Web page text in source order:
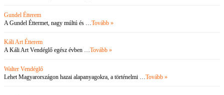
Gundel Étterem
A Gundel Éttermet, nagy múltú és …Tovább »
Káli Art Étterem
A Káli Art Vendéglő egész évben …Tovább »
Walter Vendéglő
Lehet Magyarországon hazai alapanyagokra, a történelmi …Tovább »